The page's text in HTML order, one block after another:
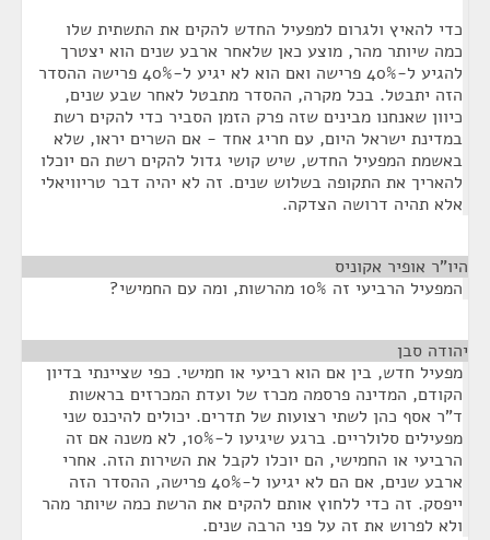
כדי להאיץ ולגרום למפעיל החדש להקים את התשתית שלו
כמה שיותר מהר, מוצע כאן שלאחר ארבע שנים הוא יצטרך
להגיע ל-40% פרישה ואם הוא לא יגיע ל-40% פרישה ההסדר
הזה יתבטל. בכל מקרה, ההסדר מתבטל לאחר שבע שנים,
כיוון שאנחנו מבינים שזה פרק הזמן הסביר כדי להקים רשת
במדינת ישראל היום, עם חריג אחד - אם השרים יראו, שלא
באשמת המפעיל החדש, שיש קושי גדול להקים רשת הם יוכלו
להאריך את התקופה בשלוש שנים. זה לא יהיה דבר טריוויאלי
אלא תהיה דרושה הצדקה.
היו"ר אופיר אקוניס
המפעיל הרביעי זה 10% מהרשות, ומה עם החמישי?
יהודה סבן
מפעיל חדש, בין אם הוא רביעי או חמישי. כפי שציינתי בדיון
הקודם, המדינה פרסמה מכרז של ועדת המכרזים בראשות
ד"ר אסף כהן לשתי רצועות של תדרים. יכולים להיכנס שני
מפעילים סלולריים. ברגע שיגיעו ל-10%, לא משנה אם זה
הרביעי או החמישי, הם יוכלו לקבל את השירות הזה. אחרי
ארבע שנים, אם הם לא יגיעו ל-40% פרישה, ההסדר הזה
ייפסק. זה כדי ללחוץ אותם להקים את הרשת כמה שיותר מהר
ולא לפרוש את זה על פני הרבה שנים.